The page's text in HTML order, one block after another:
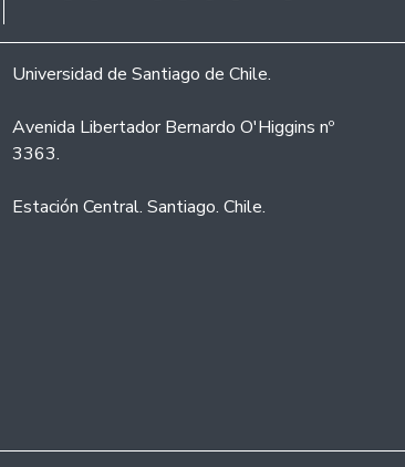
Universidad de Santiago de Chile.
Avenida Libertador Bernardo O'Higgins nº
3363.
Estación Central. Santiago. Chile.